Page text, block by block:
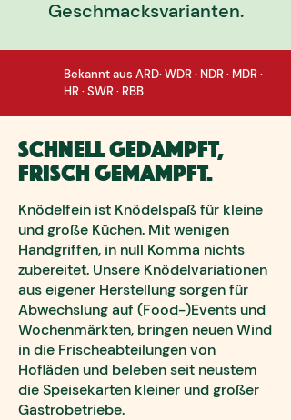
Geschmacksvarianten.
Bekannt aus ARD· WDR · NDR · MDR ·
HR · SWR · RBB
Schnell gedampft,
frisch gemampft.
Knödelfein ist Knödelspaß für kleine
und große Küchen. Mit wenigen
Handgriffen, in null Komma nichts
zubereitet. Unsere Knödelvariationen
aus eigener Herstellung sorgen für
Abwechslung auf (Food-)Events und
Wochenmärkten, bringen neuen Wind
in die Frischeabteilungen von
Hofläden und beleben seit neustem
die Speisekarten kleiner und großer
Gastrobetriebe.